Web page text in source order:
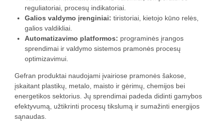
reguliatoriai, procesų indikatoriai.
Galios valdymo įrenginiai: tiristoriai, kietojo kūno relės,
galios valdikliai.
Automatizavimo platformos: programinės įrangos
sprendimai ir valdymo sistemos pramonės procesų
optimizavimui.
Gefran produktai naudojami įvairiose pramonės šakose,
įskaitant plastikų, metalo, maisto ir gėrimų, chemijos bei
energetikos sektorius. Jų sprendimai padeda didinti gamybos
efektyvumą, užtikrinti procesų tikslumą ir sumažinti energijos
sąnaudas.